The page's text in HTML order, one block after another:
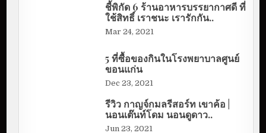
ชี้พิกัด 6 ร้านอาหารบรรยากาศดี ที่
ใช้สิทธิ์ เราชนะ เรารักกัน..
Mar 24, 2021
5 ที่ซื้อของกินในโรงพยาบาลศูนย์
ขอนแก่น
Dec 23, 2021
รีวิว กาญจ์กมลรีสอร์ท เขาค้อ |
นอนเต๊นท์โดม นอนดูดาว..
Jun 23, 2021